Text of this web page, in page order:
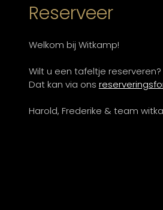
Reserveer
Welkom bij Witkamp!
Wilt u een tafeltje reserveren?
Dat kan via ons
Harold, Frederike & team